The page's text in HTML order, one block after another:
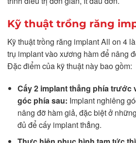
Kỹ thuật trồng răng
Kỹ thuật trồng răng implant All on 4
trụ implant vào xương hàm để nâng
Đặc điểm của kỹ thuật này bao gồm:
Cấy 2 implant thẳng phía trước
góc phía sau: Implant nghiêng
nâng đỡ hàm giả, đặc biệt ở
đủ để cấy implant thẳng.